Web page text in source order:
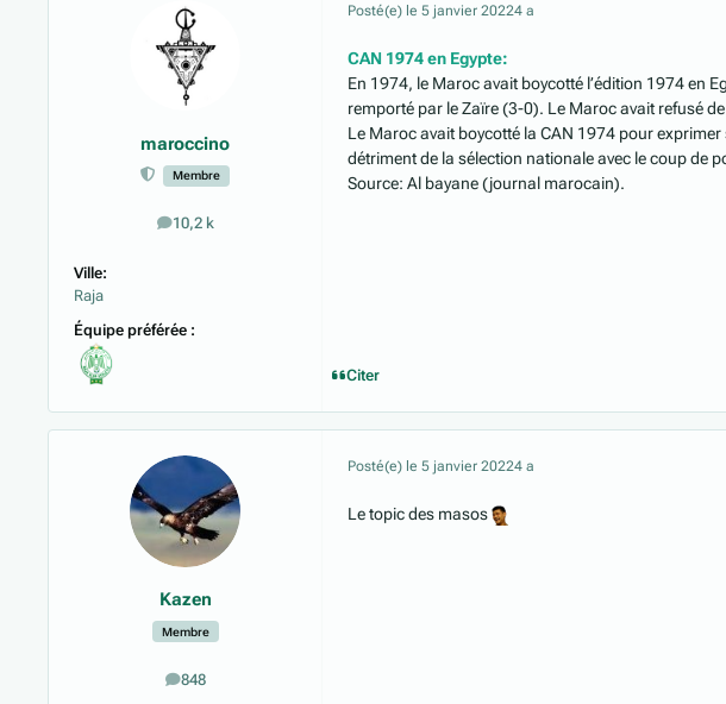
maroccino
Membre
10,2 k
messages
Ville:
Raja
Équipe préférée :
Posté(e) le 5 janvier 20224 a
CAN 1974 en Egypte:
En 1974, le Maroc avait boycotté l’édition 1974 en
remporté par le Zaïre (3-0). Le Maroc avait refusé
Le Maroc avait boycotté la CAN 1974 pour
détriment de la sélection nationale avec le coup de
Source: Al bayane (journal marocain).
Citer
Kazen
Membre
848
messages
Posté(e) le 5 janvier 20224 a
Le topic des masos